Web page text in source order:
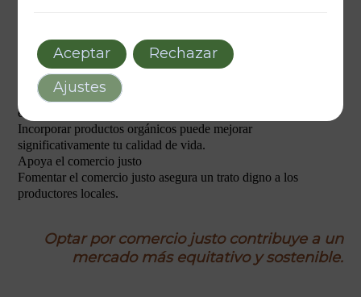
Beneficios de los productos ecológicos para
tu alimentación diaria
Los alimentos ecológicos son ricos en nutrientes esenciales para
el bienestar.
Incorporar productos orgánicos puede mejorar
significativamente tu calidad de vida.
Apoya el comercio justo
Fomentar el comercio justo asegura un trato digno a los
productores locales.
Optar por comercio justo contribuye a un
mercado más equitativo y sostenible.
Aceptar
Rechazar
Ajustes